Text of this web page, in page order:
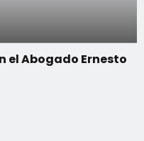
el Abogado Ernesto